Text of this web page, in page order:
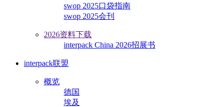
swop 2025口袋指南
swop 2025会刊
2026资料下载
interpack China 2026招展书
interpack联盟
概览
德国
埃及